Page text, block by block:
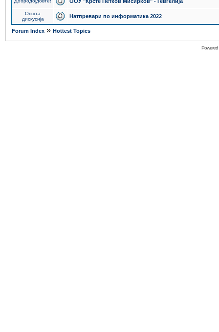
Општа
дискусија
Натпревари по информатика 2022
Forum Index » Hottest Topics